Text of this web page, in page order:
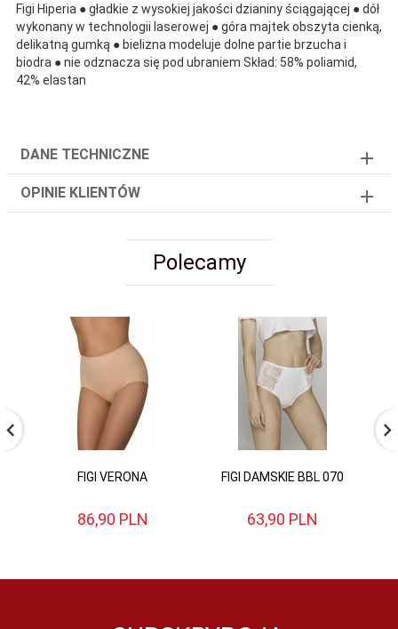
Figi Hiperia ● gładkie z wysokiej jakości dzianiny ściągającej ● dół
wykonany w technologii laserowej ● góra majtek obszyta cienką,
delikatną gumką ● bielizna modeluje dolne partie brzucha i
biodra ● nie odznacza się pod ubraniem Skład: 58% poliamid,
42% elastan
DANE TECHNICZNE
OPINIE KLIENTÓW
Polecamy
FIGI VERONA
86,90 PLN
FIGI DAMSKIE BBL 070
63,90 PLN